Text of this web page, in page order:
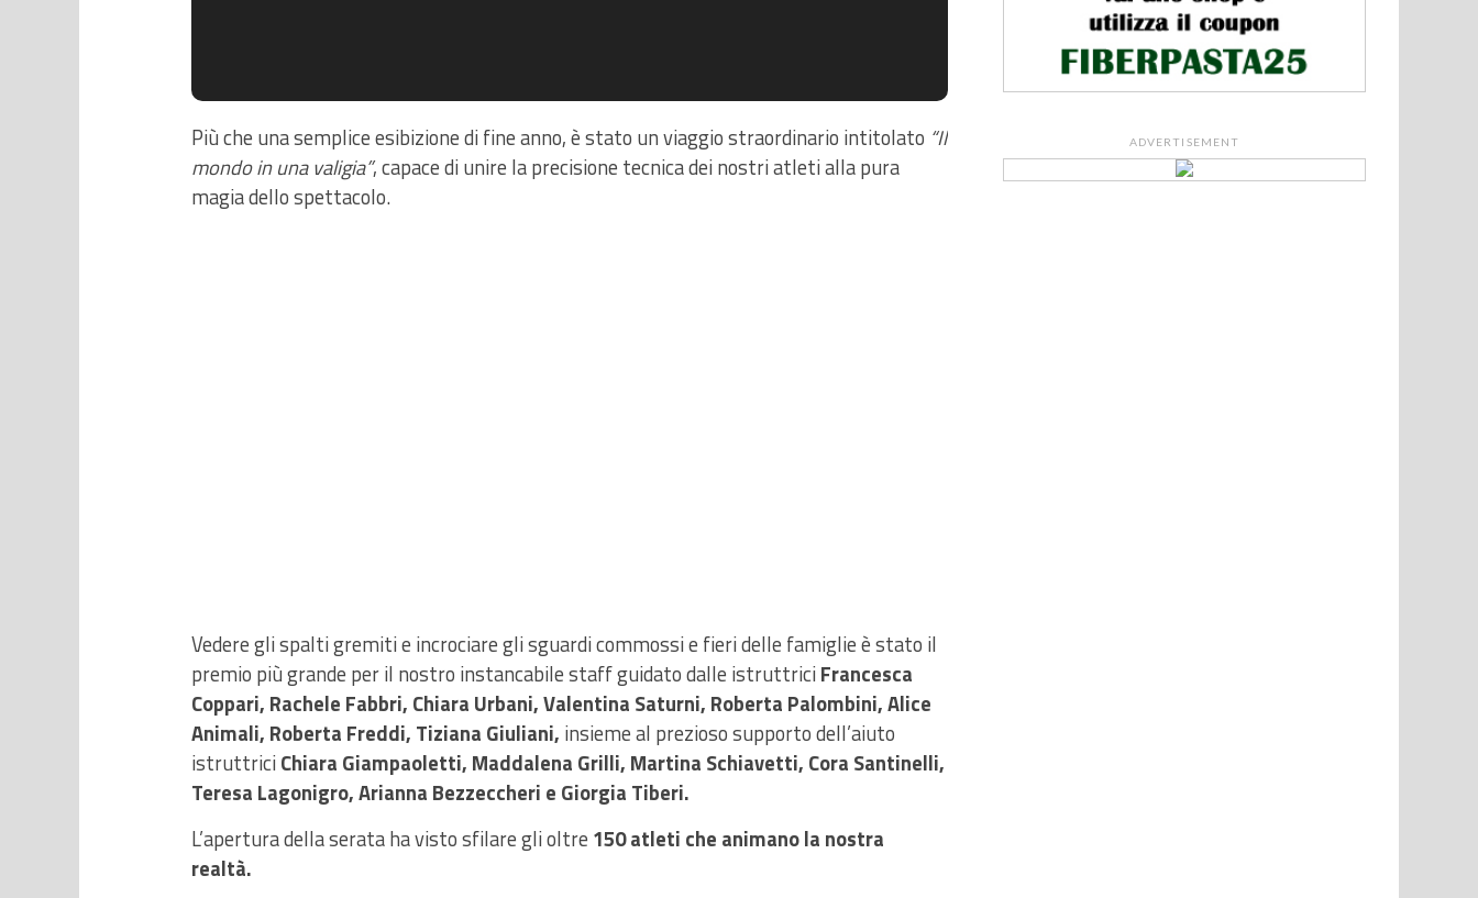
Più che una semplice esibizione di fine anno, è stato un viaggio straordinario intitolato “Il
mondo in una valigia”, capace di unire la precisione tecnica dei nostri atleti alla pura
magia dello spettacolo.
Vedere gli spalti gremiti e incrociare gli sguardi commossi e fieri delle famiglie è stato il
premio più grande per il nostro instancabile staff guidato dalle istruttriciFrancesca
Coppari, Rachele Fabbri, Chiara Urbani, Valentina Saturni, Roberta Palombini, Alice
Animali, Roberta Freddi, Tiziana Giuliani, insieme al prezioso supporto dell’aiuto
istruttriciChiara Giampaoletti, Maddalena Grilli, Martina Schiavetti, Cora Santinelli,
Teresa Lagonigro, Arianna Bezzeccheri e Giorgia Tiberi.
L’apertura della serata ha visto sfilare gli oltre 150 atleti che animano la nostra
realtà.
ADVERTISEMENT